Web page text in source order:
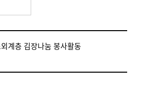
계층 김장나눔 봉사활동